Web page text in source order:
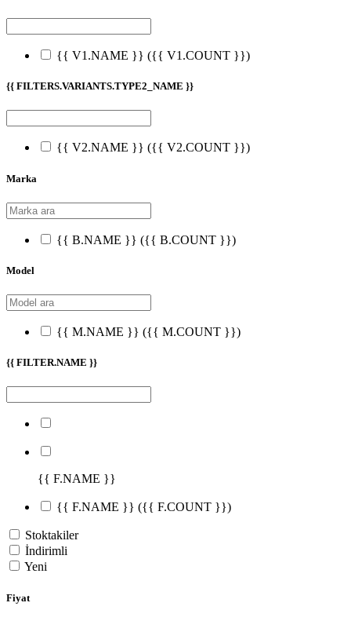
{{ V1.NAME }} ({{ V1.COUNT }})
{{ FILTERS.VARIANTS.TYPE2_NAME }}
{{ V2.NAME }} ({{ V2.COUNT }})
Marka
{{ B.NAME }} ({{ B.COUNT }})
Model
{{ M.NAME }} ({{ M.COUNT }})
{{ FILTER.NAME }}
{{ F.NAME }}
{{ F.NAME }} ({{ F.COUNT }})
Stoktakiler
İndirimli
Yeni
Fiyat